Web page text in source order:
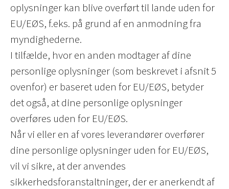
oplysninger kan blive overført til lande uden for
EU/EØS, f.eks. på grund af en anmodning fra
myndighederne.
I tilfælde, hvor en anden modtager af dine
personlige oplysninger (som beskrevet i afsnit 5
ovenfor) er baseret uden for EU/EØS, betyder
det også, at dine personlige oplysninger
overføres uden for EU/EØS.
Når vi eller en af vores leverandører overfører
dine personlige oplysninger uden for EU/EØS,
vil vi sikre, at der anvendes
sikkerhedsforanstaltninger, der er anerkendt af